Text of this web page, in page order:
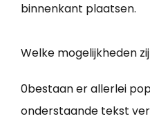
binnenkant plaatsen.
Welke mogelijkheden
0bestaan er allerlei
onderstaande tekst